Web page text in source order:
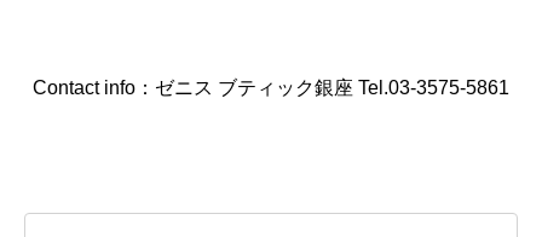
Contact info：ゼニス ブティック銀座 Tel.03-3575-5861